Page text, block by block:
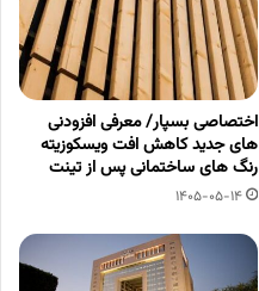
اختصاصی بسپار/ معرفی افزودنی
های جدید کاهش افت ویسکوزیته
رنگ های ساختمانی پس از تینت
1405-05-14